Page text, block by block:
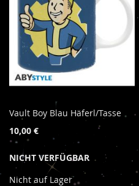
Vault Boy Blau Häferl/Tasse
10,00 €
NICHT VERFÜGBAR
Nicht auf Lager